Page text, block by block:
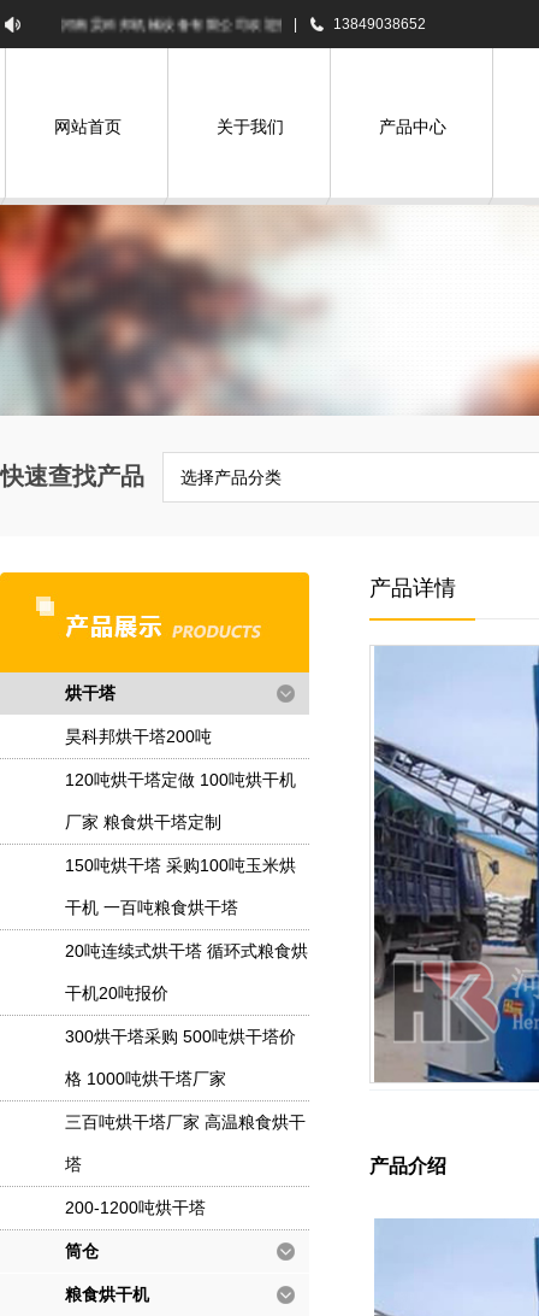
河南昊科邦机械设备有限公司欢迎您！ 13849038652
网站首页 关于我们 产品中心
快速查找产品 选择产品分类
烘干塔
昊科邦烘干塔200吨
120吨烘干塔定做 100吨烘干机
厂家 粮食烘干塔定制
150吨烘干塔 采购100吨玉米烘
干机 一百吨粮食烘干塔
20吨连续式烘干塔 循环式粮食烘
干机20吨报价
300烘干塔采购 500吨烘干塔价
格 1000吨烘干塔厂家
三百吨烘干塔厂家 高温粮食烘干
塔
200-1200吨烘干塔
筒仓
粮食烘干机
产品详情
产品介绍